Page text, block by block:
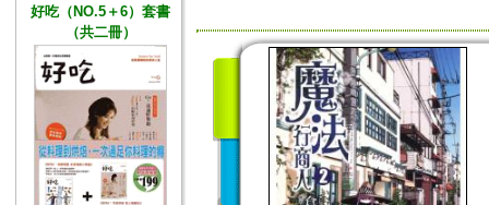
好吃（NO.5＋6）套書
（共二冊）